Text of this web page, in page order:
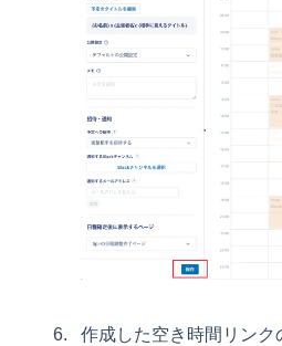
作成した空き時間リンク